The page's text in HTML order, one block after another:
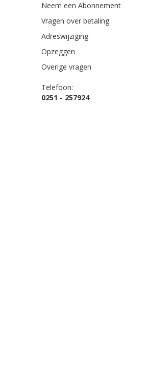
Neem een Abonnement
Vragen over betaling
Adreswijziging
Opzeggen
Overige vragen
Telefoon:
0251 - 257924